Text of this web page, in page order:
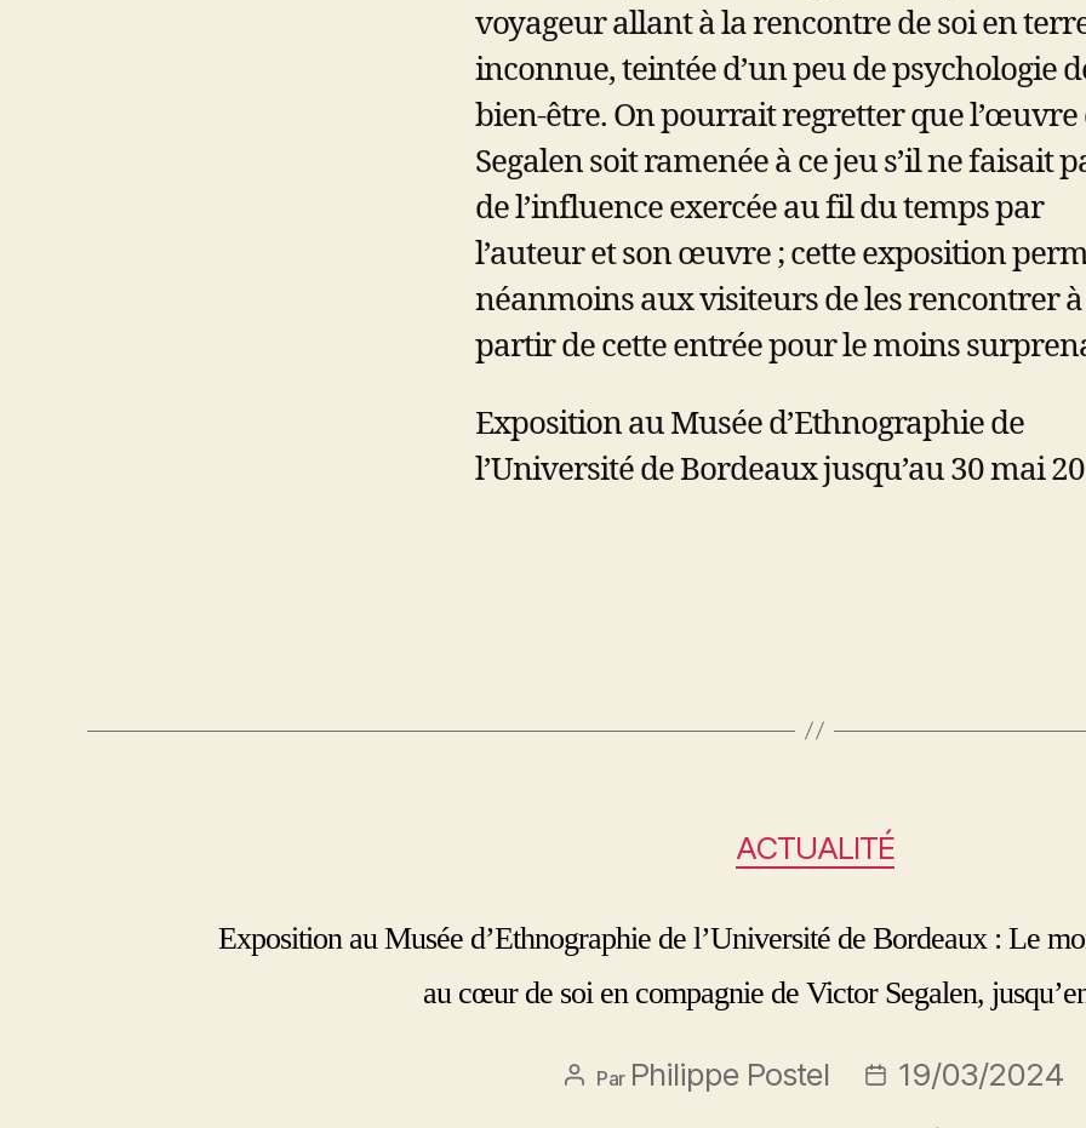
voyageur allant à la rencontre de soi en
inconnue, teintée d’un peu de psychologie
bien-être. On pourrait regretter que l’œuvre
Segalen soit ramenée à ce jeu s’il ne faisait
de l’influence exercée au fil du temps par
l’auteur et son œuvre ; cette exposition
néanmoins aux visiteurs de les rencontrer à
partir de cette entrée pour le moins
Exposition au Musée d’Ethnographie de
l’Université de Bordeaux jusqu’au 30 mai
ACTUALITÉ
Exposition au Musée d’Ethnographie de l’Université de Bordeaux : Le
au cœur de soi en compagnie de Victor Segalen,
Par Philippe Postel
19/03/2024